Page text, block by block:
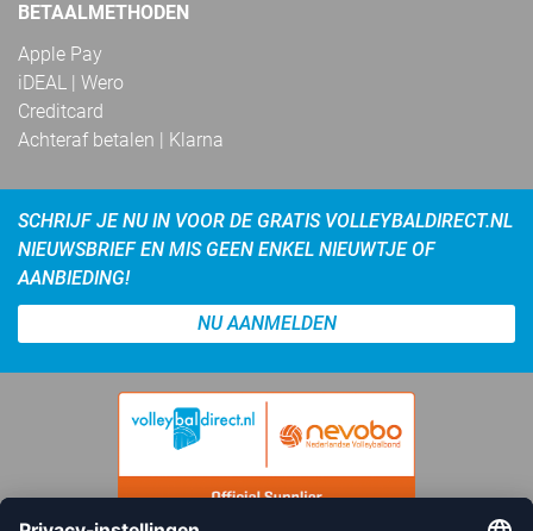
BETAALMETHODEN
Apple Pay
iDEAL | Wero
Creditcard
Achteraf betalen | Klarna
SCHRIJF JE NU IN VOOR DE GRATIS VOLLEYBALDIRECT.NL
NIEUWSBRIEF EN MIS GEEN ENKEL NIEUWTJE OF
AANBIEDING!
NU AANMELDEN